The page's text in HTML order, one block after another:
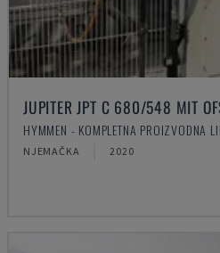
JUPITER JPT C 680/548 MIT
HYMMEN - KOMPLETNA PROIZVODNA
NJEMAČKA 2020